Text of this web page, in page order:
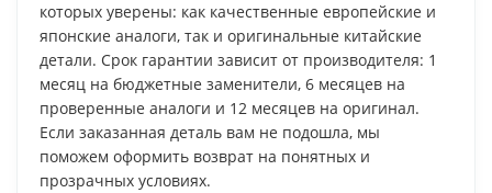
которых уверены: как качественные европейские и
японские аналоги, так и оригинальные китайские
детали. Срок гарантии зависит от производителя: 1
месяц на бюджетные заменители, 6 месяцев на
проверенные аналоги и 12 месяцев на оригинал.
Если заказанная деталь вам не подошла, мы
поможем оформить возврат на понятных и
прозрачных условиях.